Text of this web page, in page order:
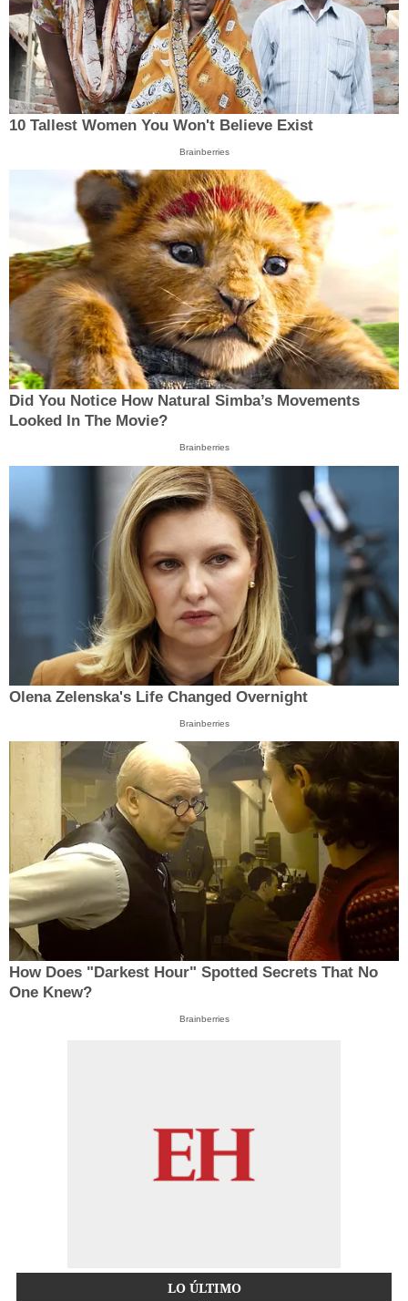
10 Tallest Women You Won't Believe Exist
Brainberries
Did You Notice How Natural Simba’s Movements
Looked In The Movie?
Brainberries
Olena Zelenska's Life Changed Overnight
Brainberries
How Does "Darkest Hour" Spotted Secrets That No
One Knew?
Brainberries
LO ÚLTIMO